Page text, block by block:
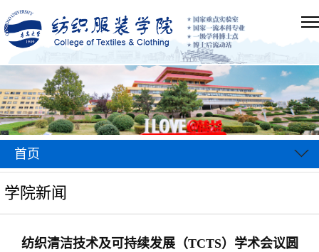
首页
学院新闻
纺织清洁技术及可持续发展（TCTS）学术会议圆